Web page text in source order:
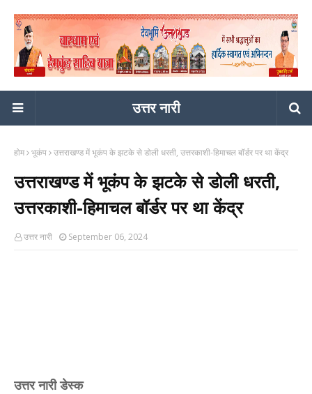
उत्तर नारी
होम भूकंप उत्तराखण्ड में भूकंप के झटके से डोली धरती, उत्तरकाशी-हिमाचल बॉर्डर पर था केंद्र
उत्तराखण्ड में भूकंप के झटके से डोली धरती,
उत्तरकाशी-हिमाचल बॉर्डर पर था केंद्र
उत्तर नारी September 06, 2024
उत्तर नारी डेस्क